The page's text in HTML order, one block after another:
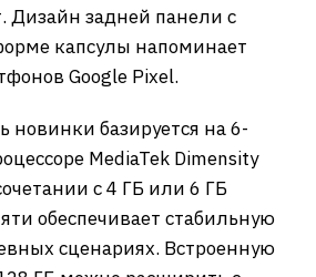
Дизайн задней панели с
капсулы напоминает
Google Pixel.
новинки базируется на 6-
MediaTek Dimensity
с 4 ГБ или 6 ГБ
обеспечивает стабильную
сценариях. Встроенную